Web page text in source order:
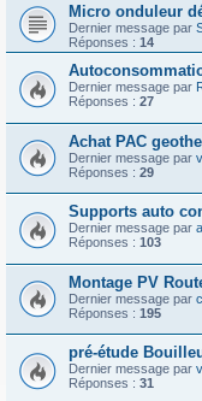
Micro onduleur
Dernier message par
Réponses : 14
Dernier message par
Réponses : 27
Achat PAC
Dernier message par
Réponses : 29
Supports auto
Dernier message par
Réponses : 103
Montage PV
Dernier message par
Réponses : 195
pré-étude
Dernier message par
Réponses : 31